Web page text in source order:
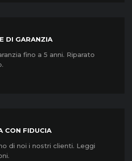
DI GARANZIA
fino a 5 anni. Riparato
CON FIDUCIA
di noi i nostri clienti. Leggi